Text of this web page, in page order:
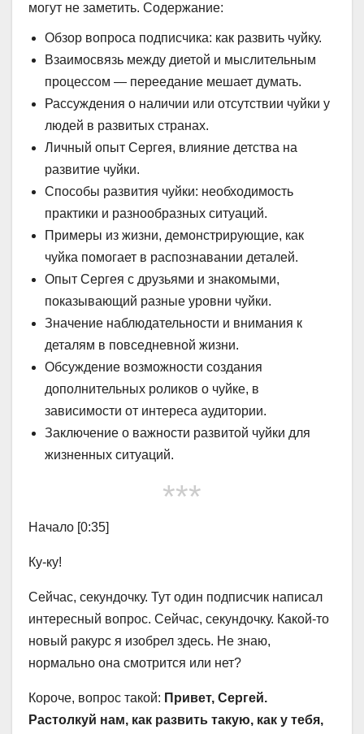
могут не заметить. Содержание:
Обзор вопроса подписчика: как развить чуйку.
Взаимосвязь между диетой и мыслительным
процессом — переедание мешает думать.
Рассуждения о наличии или отсутствии чуйки у
людей в развитых странах.
Личный опыт Сергея, влияние детства на
развитие чуйки.
Способы развития чуйки: необходимость
практики и разнообразных ситуаций.
Примеры из жизни, демонстрирующие, как
чуйка помогает в распознавании деталей.
Опыт Сергея с друзьями и знакомыми,
показывающий разные уровни чуйки.
Значение наблюдательности и внимания к
деталям в повседневной жизни.
Обсуждение возможности создания
дополнительных роликов о чуйке, в
зависимости от интереса аудитории.
Заключение о важности развитой чуйки для
жизненных ситуаций.
***
Начало [0:35]
Ку-ку!
Сейчас, секундочку. Тут один подписчик написал
интересный вопрос. Сейчас, секундочку. Какой-то
новый ракурс я изобрел здесь. Не знаю,
нормально она смотрится или нет?
Короче, вопрос такой: Привет, Сергей.
Растолкуй нам, как развить такую, как у тебя,